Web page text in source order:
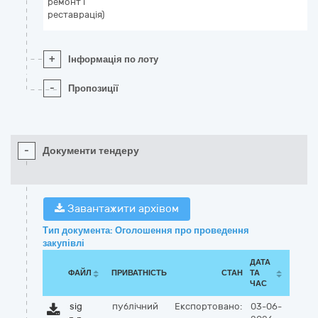
реставрація)
+ Інформація по лоту
- Пропозиції
- Документи тендеру
Завантажити архівом
Тип документа: Оголошення про проведення
закупівлі
ФАЙЛ ПРИВАТНІСТЬ СТАН
ДАТА
ТА
ЧАС
sig
публічний Експортовано:
03-06-